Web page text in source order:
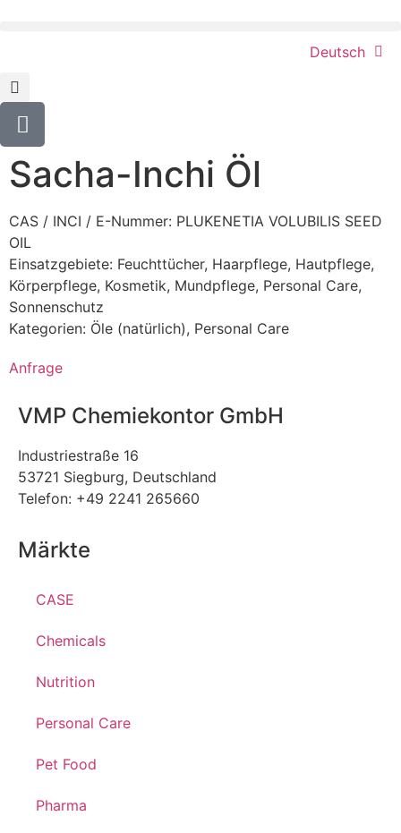
Deutsch
Sacha-Inchi Öl
CAS / INCI / E-Nummer: PLUKENETIA VOLUBILIS SEED
OIL
Einsatzgebiete: Feuchttücher, Haarpflege, Hautpflege,
Körperpflege, Kosmetik, Mundpflege, Personal Care,
Sonnenschutz
Kategorien: Öle (natürlich), Personal Care
Anfrage
VMP Chemiekontor GmbH
Industriestraße 16
53721 Siegburg, Deutschland
Telefon: +49 2241 265660
Märkte
CASE
Chemicals
Nutrition
Personal Care
Pet Food
Pharma